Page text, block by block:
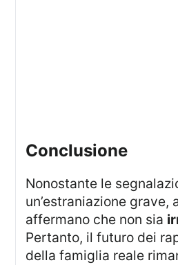
conclusione
Nonostante le segnalazioni di
un’estraniazione grave,
affermano che non sia
Pertanto, il futuro dei
della famiglia reale